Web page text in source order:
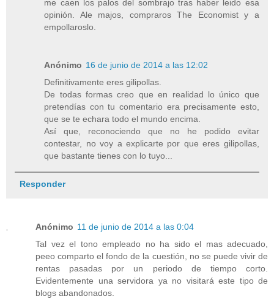
me caen los palos del sombrajo tras haber leido esa
opinión. Ale majos, compraros The Economist y a
empollaroslo.
Anónimo 16 de junio de 2014 a las 12:02
Definitivamente eres gilipollas.
De todas formas creo que en realidad lo único que
pretendías con tu comentario era precisamente esto,
que se te echara todo el mundo encima.
Así que, reconociendo que no he podido evitar
contestar, no voy a explicarte por que eres gilipollas,
que bastante tienes con lo tuyo...
Responder
Anónimo 11 de junio de 2014 a las 0:04
Tal vez el tono empleado no ha sido el mas adecuado,
peeo comparto el fondo de la cuestión, no se puede vivir de
rentas pasadas por un periodo de tiempo corto.
Evidentemente una servidora ya no visitará este tipo de
blogs abandonados.